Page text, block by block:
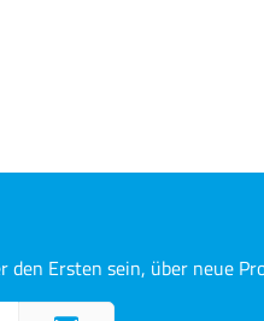
Ersten sein, über neue